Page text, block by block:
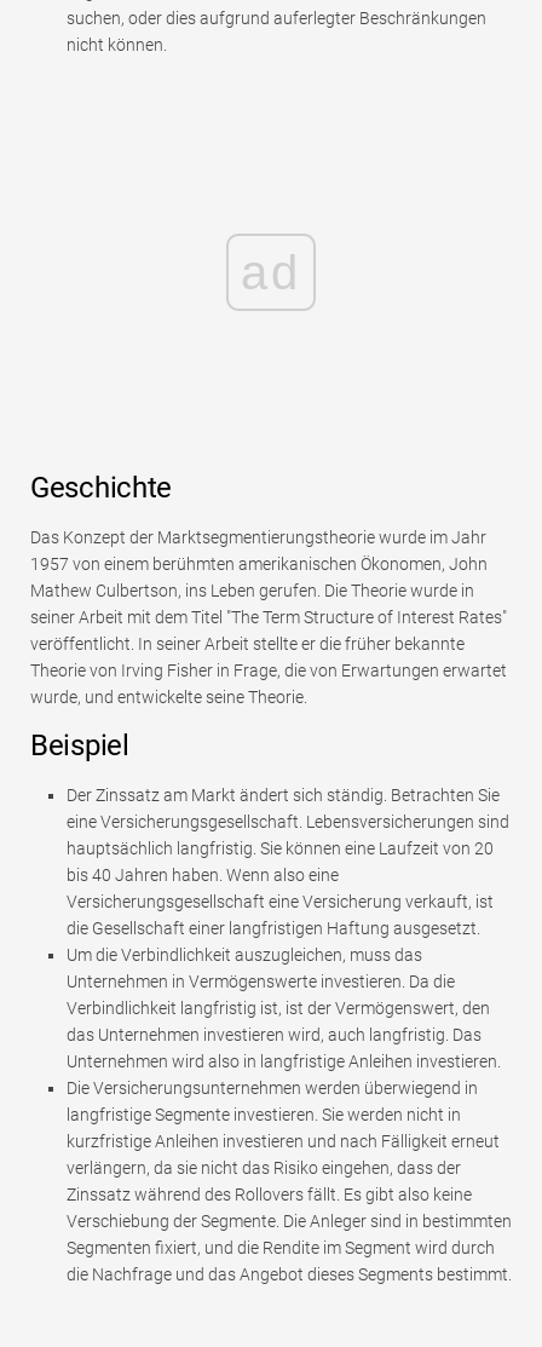
suchen, oder dies aufgrund auferlegter Beschränkungen
nicht können.
ad
Geschichte
Das Konzept der Marktsegmentierungstheorie wurde im Jahr
1957 von einem berühmten amerikanischen Ökonomen, John
Mathew Culbertson, ins Leben gerufen. Die Theorie wurde in
seiner Arbeit mit dem Titel "The Term Structure of Interest Rates"
veröffentlicht. In seiner Arbeit stellte er die früher bekannte
Theorie von Irving Fisher in Frage, die von Erwartungen erwartet
wurde, und entwickelte seine Theorie.
Beispiel
Der Zinssatz am Markt ändert sich ständig. Betrachten Sie
eine Versicherungsgesellschaft. Lebensversicherungen sind
hauptsächlich langfristig. Sie können eine Laufzeit von 20
bis 40 Jahren haben. Wenn also eine
Versicherungsgesellschaft eine Versicherung verkauft, ist
die Gesellschaft einer langfristigen Haftung ausgesetzt.
Um die Verbindlichkeit auszugleichen, muss das
Unternehmen in Vermögenswerte investieren. Da die
Verbindlichkeit langfristig ist, ist der Vermögenswert, den
das Unternehmen investieren wird, auch langfristig. Das
Unternehmen wird also in langfristige Anleihen investieren.
Die Versicherungsunternehmen werden überwiegend in
langfristige Segmente investieren. Sie werden nicht in
kurzfristige Anleihen investieren und nach Fälligkeit erneut
verlängern, da sie nicht das Risiko eingehen, dass der
Zinssatz während des Rollovers fällt. Es gibt also keine
Verschiebung der Segmente. Die Anleger sind in bestimmten
Segmenten fixiert, und die Rendite im Segment wird durch
die Nachfrage und das Angebot dieses Segments bestimmt.